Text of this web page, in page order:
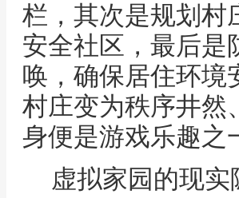
栏，其次是规划村
安全社区，最后是
唤，确保居住环境
村庄变为秩序井然
身便是游戏乐趣之
虚拟家园的现实